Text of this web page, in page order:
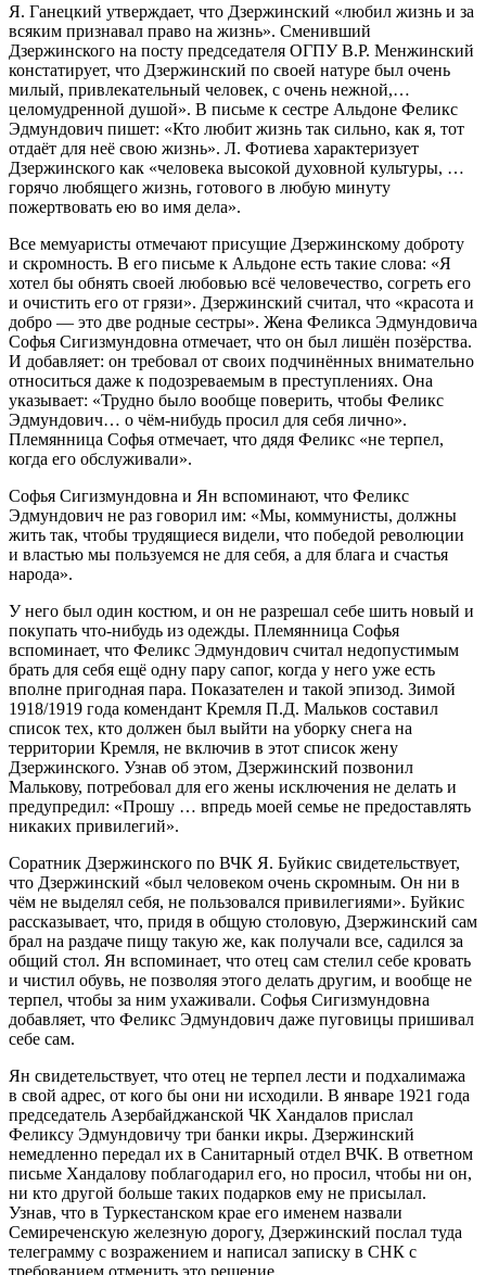
Я. Ганецкий утверждает, что Дзержинский «любил жизнь и за
всяким признавал право на жизнь». Сменивший
Дзержинского на посту председателя ОГПУ В.Р. Менжинский
констатирует, что Дзержинский по своей натуре был очень
милый, привлекательный человек, с очень нежной,…
целомудренной душой». В письме к сестре Альдоне Феликс
Эдмундович пишет: «Кто любит жизнь так сильно, как я, тот
отдаёт для неё свою жизнь». Л. Фотиева характеризует
Дзержинского как «человека высокой духовной культуры, …
горячо любящего жизнь, готового в любую минуту
пожертвовать ею во имя дела».
Все мемуаристы отмечают присущие Дзержинскому доброту
и скромность. В его письме к Альдоне есть такие слова: «Я
хотел бы обнять своей любовью всё человечество, согреть его
и очистить его от грязи». Дзержинский считал, что «красота и
добро — это две родные сестры». Жена Феликса Эдмундовича
Софья Сигизмундовна отмечает, что он был лишён позёрства.
И добавляет: он требовал от своих подчинённых внимательно
относиться даже к подозреваемым в преступлениях. Она
указывает: «Трудно было вообще поверить, чтобы Феликс
Эдмундович… о чём-нибудь просил для себя лично».
Племянница Софья отмечает, что дядя Феликс «не терпел,
когда его обслуживали».
Софья Сигизмундовна и Ян вспоминают, что Феликс
Эдмундович не раз говорил им: «Мы, коммунисты, должны
жить так, чтобы трудящиеся видели, что победой революции
и властью мы пользуемся не для себя, а для блага и счастья
народа».
У него был один костюм, и он не разрешал себе шить новый и
покупать что-нибудь из одежды. Племянница Софья
вспоминает, что Феликс Эдмундович считал недопустимым
брать для себя ещё одну пару сапог, когда у него уже есть
вполне пригодная пара. Показателен и такой эпизод. Зимой
1918/1919 года комендант Кремля П.Д. Мальков составил
список тех, кто должен был выйти на уборку снега на
территории Кремля, не включив в этот список жену
Дзержинского. Узнав об этом, Дзержинский позвонил
Малькову, потребовал для его жены исключения не делать и
предупредил: «Прошу … впредь моей семье не предоставлять
никаких привилегий».
Соратник Дзержинского по ВЧК Я. Буйкис свидетельствует,
что Дзержинский «был человеком очень скромным. Он ни в
чём не выделял себя, не пользовался привилегиями». Буйкис
рассказывает, что, придя в общую столовую, Дзержинский сам
брал на раздаче пищу такую же, как получали все, садился за
общий стол. Ян вспоминает, что отец сам стелил себе кровать
и чистил обувь, не позволяя этого делать другим, и вообще не
терпел, чтобы за ним ухаживали. Софья Сигизмундовна
добавляет, что Феликс Эдмундович даже пуговицы пришивал
себе сам.
Ян свидетельствует, что отец не терпел лести и подхалимажа
в свой адрес, от кого бы они ни исходили. В январе 1921 года
председатель Азербайджанской ЧК Хандалов прислал
Феликсу Эдмундовичу три банки икры. Дзержинский
немедленно передал их в Санитарный отдел ВЧК. В ответном
письме Хандалову поблагодарил его, но просил, чтобы ни он,
ни кто другой больше таких подарков ему не присылал.
Узнав, что в Туркестанском крае его именем назвали
Семиреченскую железную дорогу, Дзержинский послал туда
телеграмму с возражением и написал записку в СНК с
требованием отменить это решение.